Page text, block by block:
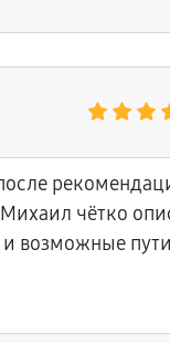
чётко
возможные пути